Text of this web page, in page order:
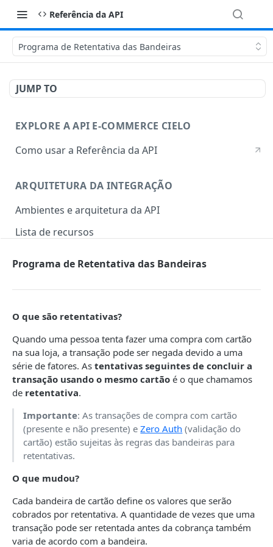
Referência da API
Programa de Retentativa das Bandeiras
JUMP TO
EXPLORE A API E-COMMERCE CIELO
Como usar a Referência da API
ARQUITETURA DA INTEGRAÇÃO
Ambientes e arquitetura da API
Lista de recursos
Revogar e criar credenciais no site Cielo
Obter as credenciais 3DS
Obter credenciais do Silent Order Post
CÓDIGOS DA API E-COMMERCE
Códigos retornados pela API E‑commerce (HTTP,
Códigos HTTP
Status da transação
Códigos de retorno de negócio da API (Return,
Erros técnicos da API (Code e Message)
Códigos ABECS
Programa de Retentativa das Bandeiras
Códigos de retorno e status específicos
Códigos de retorno de cancelamento
Códigos de retorno de captura
TESTANDO A API EM SANDBOX
Programa de Retentativa das Bandeiras
O que são retentativas?
Quando uma pessoa tenta fazer uma compra com cartão
na sua loja, a transação pode ser negada devido a uma
série de fatores. As tentativas seguintes de concluir a
transação usando o mesmo cartão é o que chamamos
de retentativa.
Importante: As transações de compra com cartão
(presente e não presente) eZero Auth (validação do
cartão) estão sujeitas às regras das bandeiras para
retentativas.
O que mudou?
Cada bandeira de cartão define os valores que serão
cobrados por retentativa. A quantidade de vezes que uma
transação pode ser retentada antes da cobrança também
varia de acordo com a bandeira.